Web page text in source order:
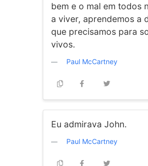
bem e o mal em todos
a viver, aprendemos a
que precisamos para
vivos.
Paul McCartney
Eu admirava John.
Paul McCartney